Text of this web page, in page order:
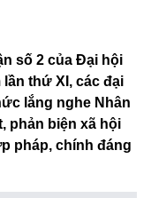
số 2 của Đại hội
lần thứ XI, các đại
lắng nghe Nhân
phản biện xã hội
pháp, chính đáng